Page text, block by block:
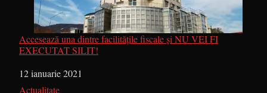
Accesează una dintre facilitățile fiscale și NU VEI FI
EXECUTAT SILIT!
Dată
12 ianuarie 2021
În legătură cu
Actualitate